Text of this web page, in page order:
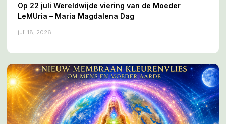
Op 22 juli Wereldwijde viering van de Moeder
LeMUria – Maria Magdalena Dag
juli 18, 2026